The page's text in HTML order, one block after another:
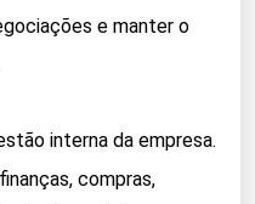
e manter o
interna da empresa.
compras,